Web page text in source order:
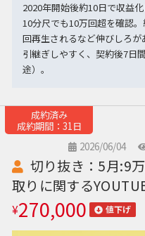
2020年開始後約10日で収益
10分尺でも10万回超を確認
回再生されるなど伸びしろ
引継ぎしやすく、契約後7日
途）。
成約済み
成約期間：31日
2026/06/04
切り抜き：5月:9
取りに関する
¥270,000 値下げ